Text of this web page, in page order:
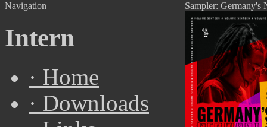
Navigation
Intern
· Home
· Downloads
Sampler: Germany's